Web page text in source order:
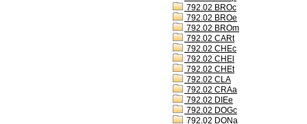
792.02 BROc
792.02 BROe
792.02 BROm
792.02 CARt
792.02 CHEc
792.02 CHEl
792.02 CHEt
792.02 CLA
792.02 CRAa
792.02 DIEe
792.02 DOGc
792.02 DONa